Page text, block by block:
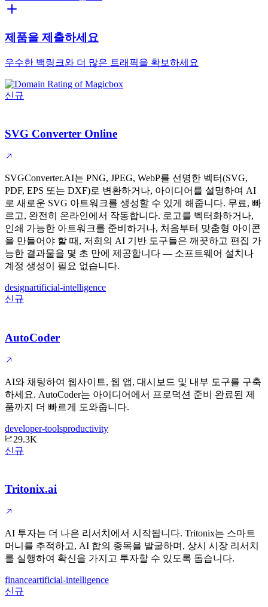
제품을 제출하세요
우수한 백링크와 더 많은 트래픽을 확보하세요
신규
SVG Converter Online
SVGConverter.AI는 PNG, JPEG, WebP를 선명한 벡터(SVG,
PDF, EPS 또는 DXF)로 변환하거나, 아이디어를 설명하여 AI
로 새로운 SVG 아트워크를 생성할 수 있게 해줍니다. 무료, 빠
르고, 완전히 온라인에서 작동합니다. 로고를 벡터화하거나,
인쇄 가능한 아트워크를 준비하거나, 처음부터 맞춤형 아이콘
을 만들어야 할 때, 저희의 AI 기반 도구들은 깨끗하고 편집 가
능한 결과물을 몇 초 만에 제공합니다 — 소프트웨어 설치나
계정 생성이 필요 없습니다.
designartificial-intelligence
신규
AutoCoder
AI와 채팅하여 웹사이트, 웹 앱, 대시보드 및 내부 도구를 구축
하세요. AutoCoder는 아이디어에서 프로덕션 준비 완료된 제
품까지 더 빠르게 도와줍니다.
developer-toolsproductivity
29.3K
신규
Tritonix.ai
AI 투자는 더 나은 리서치에서 시작됩니다. Tritonix는 스마트
머니를 추적하고, AI 합의 종목을 발굴하며, 상시 시장 리서치
를 실행하여 확신을 가지고 투자할 수 있도록 돕습니다.
financeartificial-intelligence
신규